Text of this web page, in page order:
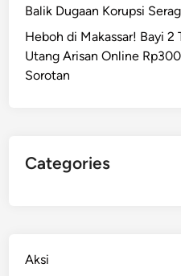
Balik Dugaan Korupsi
Heboh di Makassar! Bayi 2
Utang Arisan Online
Sorotan
Categories
Aksi